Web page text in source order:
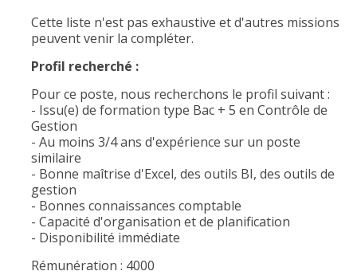
Cette liste n'est pas exhaustive et d'autres missions
peuvent venir la compléter.
Profil recherché :
Pour ce poste, nous recherchons le profil suivant :
- Issu(e) de formation type Bac + 5 en Contrôle de
Gestion
- Au moins 3/4 ans d'expérience sur un poste
similaire
- Bonne maîtrise d'Excel, des outils BI, des outils de
gestion
- Bonnes connaissances comptable
- Capacité d'organisation et de planification
- Disponibilité immédiate
Rémunération : 4000